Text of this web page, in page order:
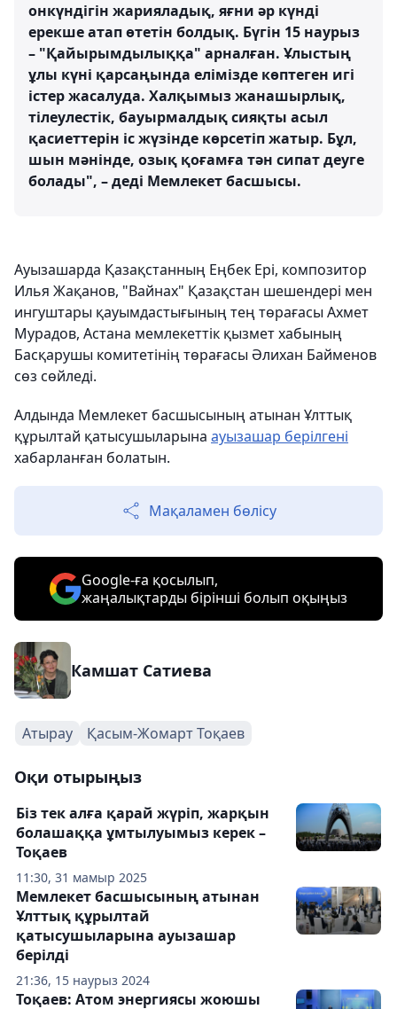
онкүндігін жарияладық, яғни әр күнді
ерекше атап өтетін болдық. Бүгін 15 наурыз
– "Қайырымдылыққа" арналған. Ұлыстың
ұлы күні қарсаңында елімізде көптеген игі
істер жасалуда. Халқымыз жанашырлық,
тілеулестік, бауырмалдық сияқты асыл
қасиеттерін іс жүзінде көрсетіп жатыр. Бұл,
шын мәнінде, озық қоғамға тән сипат деуге
болады", – деді Мемлекет басшысы.
Ауызашарда Қазақстанның Еңбек Ері, композитор
Илья Жақанов, "Вайнах" Қазақстан шешендері мен
ингуштары қауымдастығының тең төрағасы Ахмет
Мурадов, Астана мемлекеттік қызмет хабының
Басқарушы комитетінің төрағасы Әлихан Байменов
сөз сөйледі.
Алдында Мемлекет басшысының атынан Ұлттық
құрылтай қатысушыларына ауызашар берілгені
хабарланған болатын.
Мақаламен бөлісу
Google-ға қосылып,
жаңалықтарды бірінші болып оқыңыз
Камшат Сатиева
Атырау Қасым-Жомарт Тоқаев
Оқи отырыңыз
11:30, 31 мамыр 2025
Біз тек алға қарай жүріп, жарқын
болашаққа ұмтылуымыз керек –
Тоқаев
21:36, 15 наурыз 2024
Мемлекет басшысының атынан
Ұлттық құрылтай
қатысушыларына ауызашар
берілді
Тоқаев: Атом энергиясы жоюшы